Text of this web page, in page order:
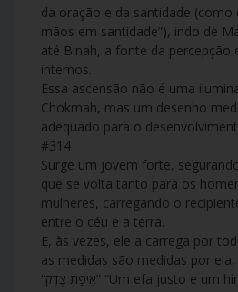
da oração e da santidade (como
mãos em santidade”), indo de
até Binah, a fonte da percepção
internos.
Essa ascensão não é uma
Chokmah, mas um desenho
adequado para o
#314
Surge um jovem forte,
que se volta tanto para os
mulheres, carregando o
entre o céu e a terra.
E, às vezes, ele a carrega por
as medidas são medidas por
“אֵיפַת צֶדֶק” “Um efa justo e um hin (unidade de medida)